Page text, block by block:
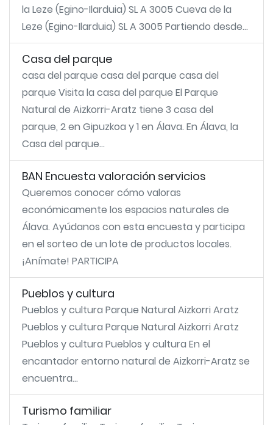
la Leze (Egino-Ilarduia) SL A 3005 Cueva de la
Leze (Egino-Ilarduia) SL A 3005 Partiendo desde...
Casa del parque
casa del parque casa del parque casa del
parque Visita la casa del parque El Parque
Natural de Aizkorri-Aratz tiene 3 casa del
parque, 2 en Gipuzkoa y 1 en Álava. En Álava, la
Casa del parque...
BAN Encuesta valoración servicios
Queremos conocer cómo valoras
económicamente los espacios naturales de
Álava. Ayúdanos con esta encuesta y participa
en el sorteo de un lote de productos locales.
¡Anímate! PARTICIPA
Pueblos y cultura
Pueblos y cultura Parque Natural Aizkorri Aratz
Pueblos y cultura Parque Natural Aizkorri Aratz
Pueblos y cultura Pueblos y cultura En el
encantador entorno natural de Aizkorri-Aratz se
encuentra...
Turismo familiar